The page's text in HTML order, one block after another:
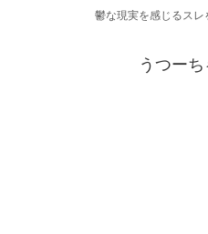
鬱な現実を感じるスレ
うつー